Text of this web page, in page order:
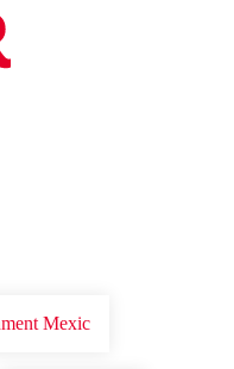
DE NERATAT
Mexic